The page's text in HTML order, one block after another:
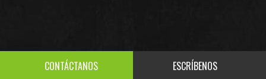
CONTÁCTANOS ESCRÍBENOS